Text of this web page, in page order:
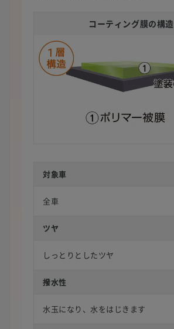
コーティング膜の構造
対象車
全車
ツヤ
しっとりとしたツヤ
撥水性
水玉になり、水をはじきます